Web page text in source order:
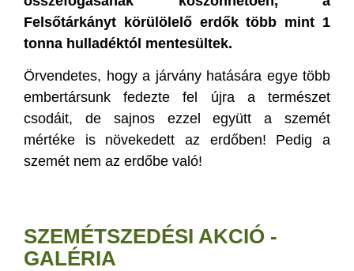
Felsőtárkányt körülölelő erdők több mint 1
tonna hulladéktól mentesültek.
Örvendetes, hogy a járvány hatására egye több
embertársunk fedezte fel újra a természet
csodáit, de sajnos ezzel együtt a szemét
mértéke is növekedett az erdőben! Pedig a
szemét nem az erdőbe való!
SZEMÉTSZEDÉSI AKCIÓ -
GALÉRIA